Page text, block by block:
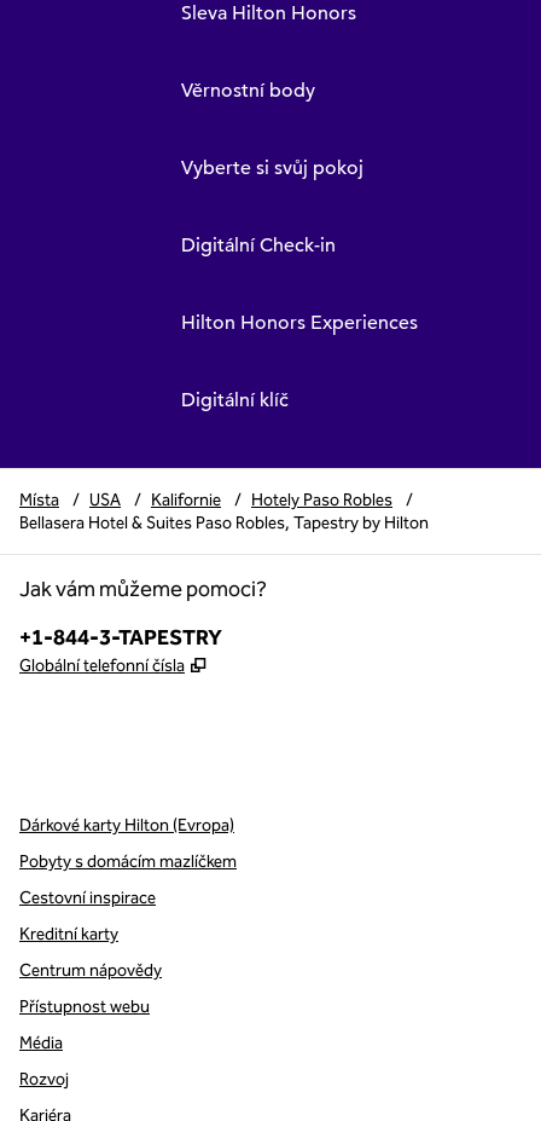
Sleva Hilton Honors
Věrnostní body
Vyberte si svůj pokoj
Digitální Check-in
Hilton Honors Experiences
Digitální klíč
Místa / USA / Kalifornie / Hotely Paso Robles
/
Bellasera Hotel & Suites Paso Robles, Tapestry by Hilton
Jak vám můžeme pomoci?
Telefon:
+1-844-3-TAPESTRY
Globální telefonní čísla ,
Dárkové karty Hilton (Evropa)
Pobyty s domácím mazlíčkem
Cestovní inspirace
Kreditní karty
Centrum nápovědy
Přístupnost webu
Média
Rozvoj
Kariéra